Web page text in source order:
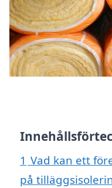
1 Vad kan ett
på